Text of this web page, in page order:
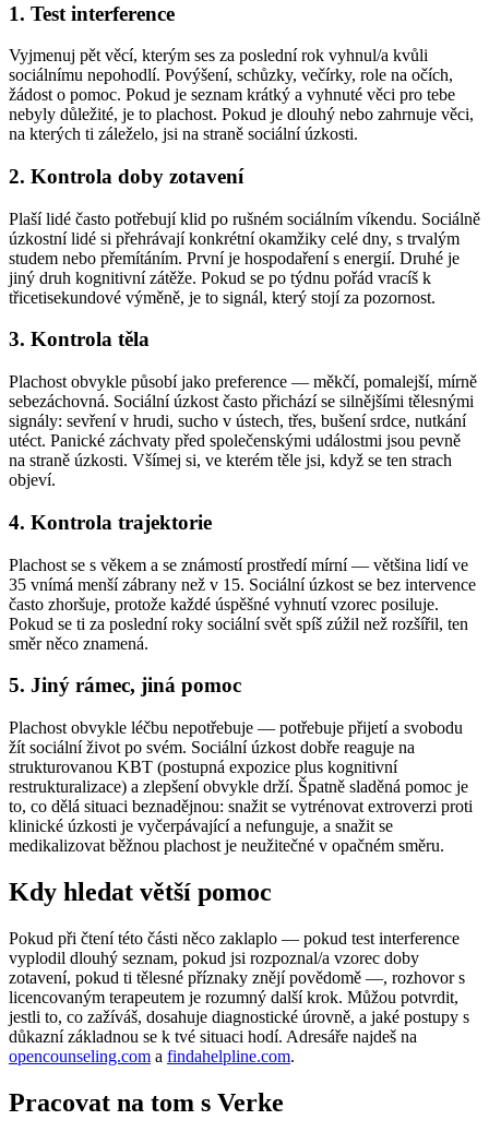
1. Test interference
Vyjmenuj pět věcí, kterým ses za poslední rok vyhnul/a kvůli
sociálnímu nepohodlí. Povýšení, schůzky, večírky, role na očích,
žádost o pomoc. Pokud je seznam krátký a vyhnuté věci pro tebe
nebyly důležité, je to plachost. Pokud je dlouhý nebo zahrnuje věci,
na kterých ti záleželo, jsi na straně sociální úzkosti.
2. Kontrola doby zotavení
Plaší lidé často potřebují klid po rušném sociálním víkendu. Sociálně
úzkostní lidé si přehrávají konkrétní okamžiky celé dny, s trvalým
studem nebo přemítáním. První je hospodaření s energií. Druhé je
jiný druh kognitivní zátěže. Pokud se po týdnu pořád vracíš k
třicetisekundové výměně, je to signál, který stojí za pozornost.
3. Kontrola těla
Plachost obvykle působí jako preference — měkčí, pomalejší, mírně
sebezáchovná. Sociální úzkost často přichází se silnějšími tělesnými
signály: sevření v hrudi, sucho v ústech, třes, bušení srdce, nutkání
utéct. Panické záchvaty před společenskými událostmi jsou pevně
na straně úzkosti. Všímej si, ve kterém těle jsi, když se ten strach
objeví.
4. Kontrola trajektorie
Plachost se s věkem a se známostí prostředí mírní — většina lidí ve
35 vnímá menší zábrany než v 15. Sociální úzkost se bez intervence
často zhoršuje, protože každé úspěšné vyhnutí vzorec posiluje.
Pokud se ti za poslední roky sociální svět spíš zúžil než rozšířil, ten
směr něco znamená.
5. Jiný rámec, jiná pomoc
Plachost obvykle léčbu nepotřebuje — potřebuje přijetí a svobodu
žít sociální život po svém. Sociální úzkost dobře reaguje na
strukturovanou KBT (postupná expozice plus kognitivní
restrukturalizace) a zlepšení obvykle drží. Špatně sladěná pomoc je
to, co dělá situaci beznadějnou: snažit se vytrénovat extroverzi proti
klinické úzkosti je vyčerpávající a nefunguje, a snažit se
medikalizovat běžnou plachost je neužitečné v opačném směru.
Kdy hledat větší pomoc
Pokud při čtení této části něco zaklaplo — pokud test interference
vyplodil dlouhý seznam, pokud jsi rozpoznal/a vzorec doby
zotavení, pokud ti tělesné příznaky znějí povědomě —, rozhovor s
licencovaným terapeutem je rozumný další krok. Můžou potvrdit,
jestli to, co zažíváš, dosahuje diagnostické úrovně, a jaké postupy s
důkazní základnou se k tvé situaci hodí. Adresáře najdeš na
opencounseling.com a findahelpline.com.
Pracovat na tom s Verke